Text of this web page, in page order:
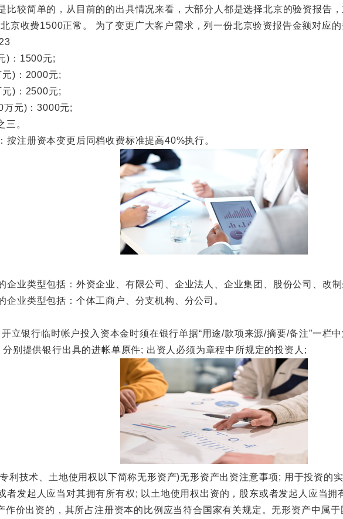
简单的，从目前的的出具情况来看，大部分人都是选择北京的验资报告，
京收费1500正常。 为了变更广大客户需求，列一份北京验资报告金额对应的
：1500元;
)：2000元;
)：2500元;
元)：3000元;
。
注册资本变更后同档收费标准提高40%执行。
类型包括：外资企业、有限公司、企业法人、企业集团、股份公司、改制
业类型包括：个体工商户、分支机构、分公司。
银行临时帐户投入资本金时须在银行单据“用途/款项来源/摘要/备注”一栏
别提供银行出具的进帐单原件; 出资人必须为章程中所规定的投资人;
技术、土地使用权以下简称无形资产)无形资产出资注意事项; 用于投资的
者发起人应当对其拥有所有权; 以土地使用权出资的，股东或者发起人应当
作价出资的，其所占注册资本的比例应当符合国家有关规定。无形资产中属